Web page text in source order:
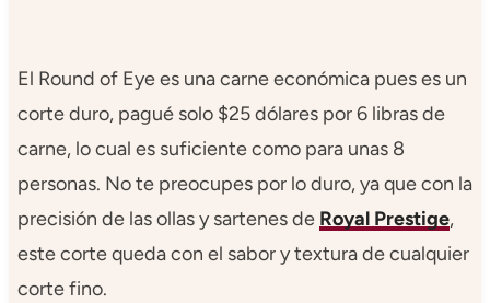
El Round of Eye es una carne económica pues es un
corte duro, pagué solo $25 dólares por 6 libras de
carne, lo cual es suficiente como para unas 8
personas. No te preocupes por lo duro, ya que con la
precisión de las ollas y sartenes de Royal Prestige,
este corte queda con el sabor y textura de cualquier
corte fino.